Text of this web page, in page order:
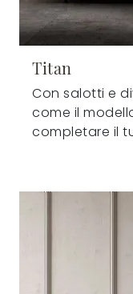
Titan
Con salotti e
come il
completare il